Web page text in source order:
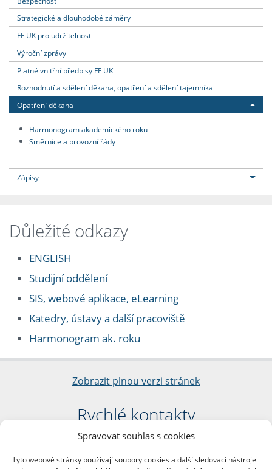
Spravovat souhlas s cookies
Tyto webové stránky používají soubory cookies a další sledovací nástroje
Strategické a dlouhodobé záměry
FF UK pro udržitelnost
Výroční zprávy
Platné vnitřní předpisy FF UK
Rozhodnutí a sdělení děkana, opatření a sdělení tajemníka
Opatření děkana
Harmonogram akademického roku
Směrnice a provozní řády
Zápisy
Důležité odkazy
ENGLISH
Studijní oddělení
SIS, webové aplikace, eLearning
Katedry, ústavy a další pracoviště
Harmonogram ak. roku
Zobrazit plnou verzi stránek
Rychlé kontakty
Filozofická fakulta
nám. Jana Palacha 1/2